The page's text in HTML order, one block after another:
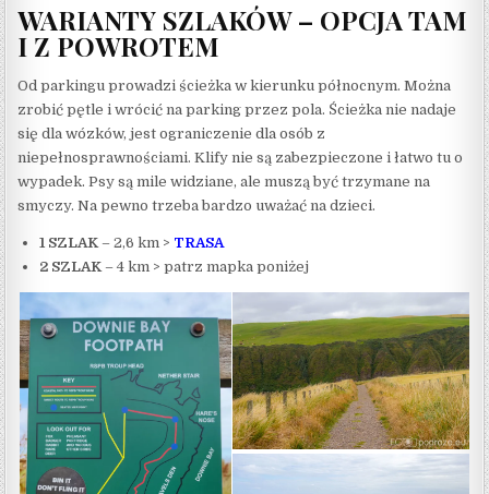
WARIANTY SZLAKÓW – OPCJA TAM
I Z POWROTEM
Od parkingu prowadzi ścieżka w kierunku północnym. Można
zrobić pętle i wrócić na parking przez pola. Ścieżka nie nadaje
się dla wózków, jest ograniczenie dla osób z
niepełnosprawnościami. Klify nie są zabezpieczone i łatwo tu o
wypadek. Psy są mile widziane, ale muszą być trzymane na
smyczy. Na pewno trzeba bardzo uważać na dzieci.
1 SZLAK– 2,6 km > TRASA
2 SZLAK– 4 km > patrz mapka poniżej